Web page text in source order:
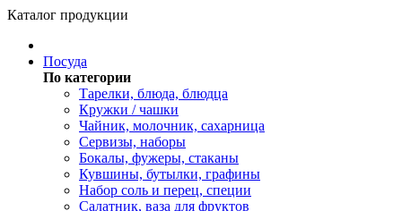
Каталог продукции
Посуда
По категории
Тарелки, блюда, блюдца
Кружки / чашки
Чайник, молочник, сахарница
Сервизы, наборы
Бокалы, фужеры, стаканы
Кувшины, бутылки, графины
Набор соль и перец, специи
Салатник, ваза для фруктов